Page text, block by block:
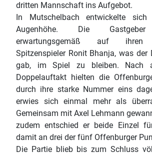
dritten Mannschaft ins Aufgebot.
In Mutschelbach entwickelte
Augenhöhe. Die Gastgeber
erwartungsgemäß auf ihren
Spitzenspieler Ronit Bhanja, was der
gab, im Spiel zu bleiben. Nach
Doppelauftakt hielten die
durch ihre starke Nummer eins
erwies sich einmal mehr als
Gemeinsam mit Axel Lehmann
zudem entschied er beide Einzel
damit an drei der fünf Offenburger
Die Partie blieb bis zum Schluss